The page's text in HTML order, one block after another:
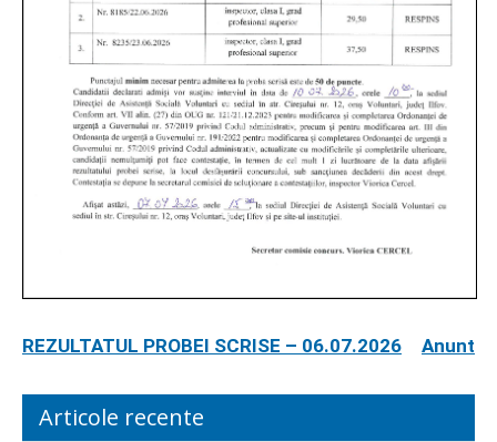
REZULTATUL PROBEI SCRISE – 06.07.2026 Anunt
Articole recente